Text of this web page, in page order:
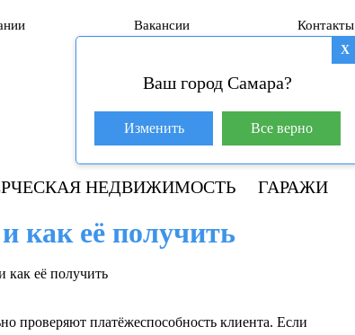
Вакансии Контакты
База покупателей (600)
8 800 250-04-53
НЕДВИЖИМОСТЬ ГАРАЖИ
X
Ваш город Самара?
Изменить Все верно
как её получить
как её получить
проверяют платёжеспособность клиента. Если